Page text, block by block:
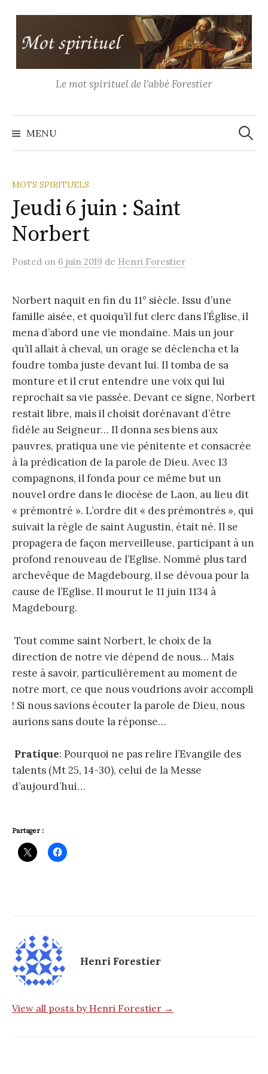
contenu
Le mot spirituel de l'abbé Forestier
MENU
MOTS SPIRITUELS
Jeudi 6 juin : Saint
Norbert
Posted on 6 juin 2019 de Henri Forestier
Norbert naquit en fin du 11° siècle. Issu d’une
famille aisée, et quoiqu’il fut clerc dans l’Église, il
mena d’abord une vie mondaine. Mais un jour
qu’il allait à cheval, un orage se déclencha et la
foudre tomba juste devant lui. Il tomba de sa
monture et il crut entendre une voix qui lui
reprochait sa vie passée. Devant ce signe, Norbert
restait libre, mais il choisit dorénavant d’être
fidèle au Seigneur… Il donna ses biens aux
pauvres, pratiqua une vie pénitente et consacrée
à la prédication de la parole de Dieu. Avec 13
compagnons, il fonda pour ce même but un
nouvel ordre dans le diocèse de Laon, au lieu dit
« prémontré ». L’ordre dit « des prémontrés », qui
suivait la règle de saint Augustin, était né. Il se
propagera de façon merveilleuse, participant à un
profond renouveau de l’Eglise. Nommé plus tard
archevêque de Magdebourg, il se dévoua pour la
cause de l’Eglise. Il mourut le 11 juin 1134 à
Magdebourg.
Tout comme saint Norbert, le choix de la
direction de notre vie dépend de nous… Mais
reste à savoir, particulièrement au moment de
notre mort, ce que nous voudrions avoir accompli
! Si nous savions écouter la parole de Dieu, nous
aurions sans doute la réponse…
Pratique: Pourquoi ne pas relire l’Evangile des
talents (Mt 25, 14-30), celui de la Messe
d’aujourd’hui…
Partager :
Henri Forestier
View all posts by Henri Forestier →